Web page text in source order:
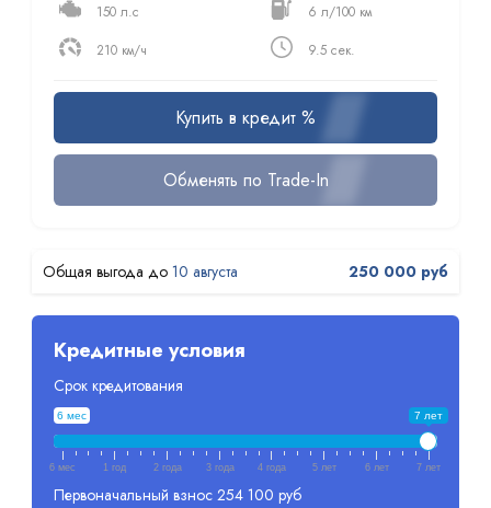
150 л.с
6 л/100 км
210 км/ч
9.5 сек.
Купить в кредит %
Обменять по Trade-In
10 августа 250 000 руб
Кредитные условия
Срок кредитования
6 мес 7 лет
6 мес 1 год 2 года 3 года 4 года 5 лет 6 лет 7 лет
Первоначальный взнос 254 100 руб